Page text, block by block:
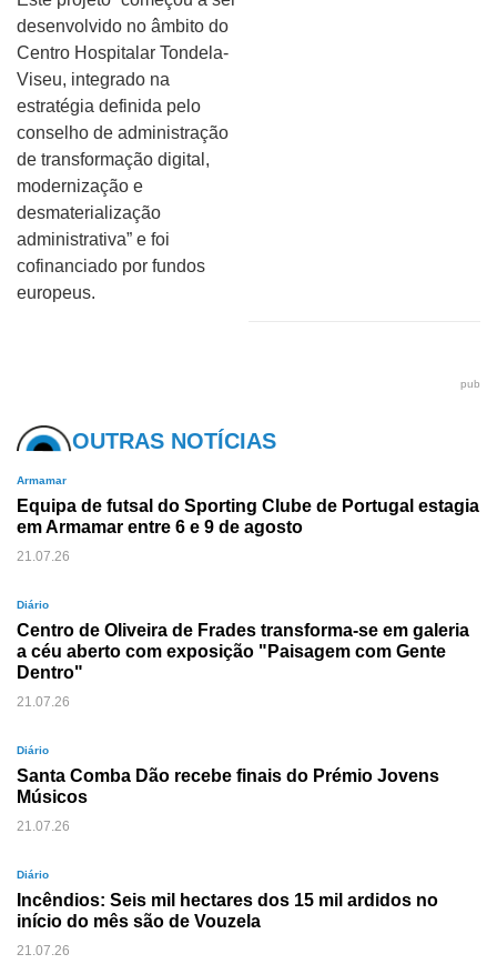
desenvolvido no âmbito do
Centro Hospitalar Tondela-
Viseu, integrado na
estratégia definida pelo
conselho de administração
de transformação digital,
modernização e
desmaterialização
administrativa” e foi
cofinanciado por fundos
europeus.
pub
OUTRAS NOTÍCIAS
Armamar
Equipa de futsal do Sporting Clube de Portugal estagia
em Armamar entre 6 e 9 de agosto
21.07.26
Diário
Centro de Oliveira de Frades transforma-se em galeria
a céu aberto com exposição "Paisagem com Gente
Dentro"
21.07.26
Diário
Santa Comba Dão recebe finais do Prémio Jovens
Músicos
21.07.26
Diário
Incêndios: Seis mil hectares dos 15 mil ardidos no
início do mês são de Vouzela
21.07.26